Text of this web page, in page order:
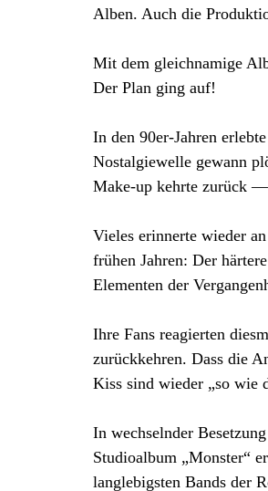
Alben. Auch die
Mit dem gleichnamige
Der Plan ging auf!
In den 90er-Jahren
Nostalgiewelle gewann
Make-up kehrte zurück
Vieles erinnerte wieder
frühen Jahren: Der
Elementen der
Ihre Fans reagierten
zurückkehren. Dass die
Kiss sind wieder „so wie
In wechselnder
Studioalbum „Monster“
langlebigsten Bands der